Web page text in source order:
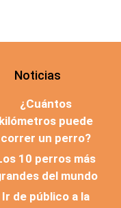
Noticias
¿Cuántos
kilómetros puede
correr un perro?
10 perros más
del mundo
Ir de público a la